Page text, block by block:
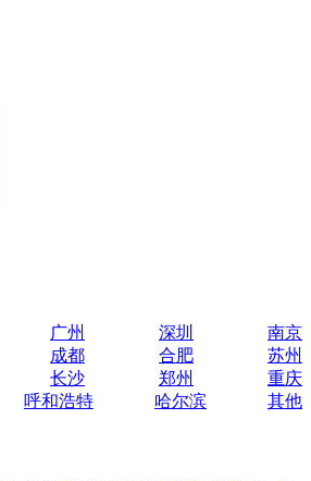
广州 深圳
南京
成都 合肥
苏州
长沙 郑州
重庆
呼和浩特 哈尔滨
其他